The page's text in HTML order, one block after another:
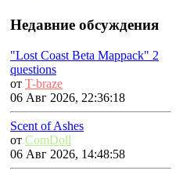
Недавние обсуждения
"Lost Coast Beta Mappack" 2
questions
от T-braze
06 Авг 2026, 22:36:18
Scent of Ashes
от ComDoll
06 Авг 2026, 14:48:58